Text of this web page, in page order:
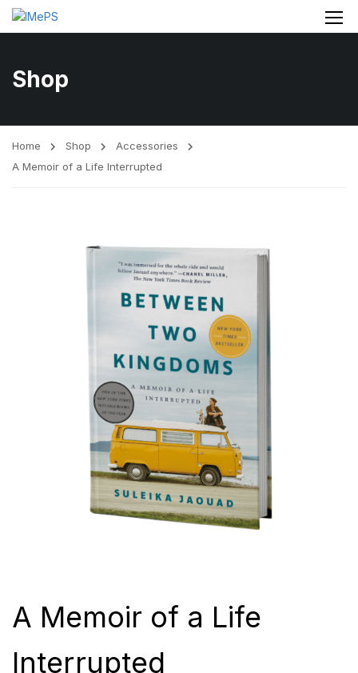
Shop
Home Shop
Accessories
A Memoir of a Life Interrupted
A Memoir of a Life
Interrupted